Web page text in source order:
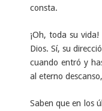
consta.
¡Oh, toda su
Dios. Sí, su
cuando entró y
al eterno
Saben que en los